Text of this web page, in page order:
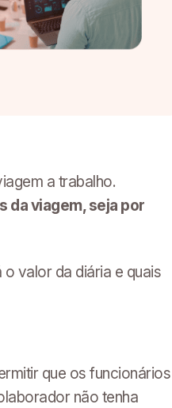
a trabalho.
da viagem, seja por
valor da diária e quais
que os funcionários
não tenha